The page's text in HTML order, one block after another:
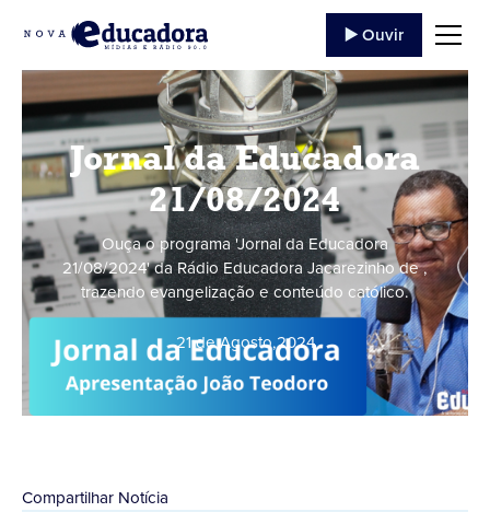
▶️ Ouvir
Jornal da Educadora
21/08/2024
Ouça o programa 'Jornal da Educadora
21/08/2024' da Rádio Educadora Jacarezinho de ,
trazendo evangelização e conteúdo católico.
21 de Agosto,2024
Compartilhar Notícia